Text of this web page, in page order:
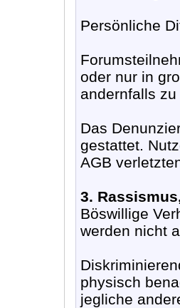
Persönliche
oder nur in
andernfalls
Das
gestattet.
AGB
3.
Böswillige
werden nicht
physisch
jegliche